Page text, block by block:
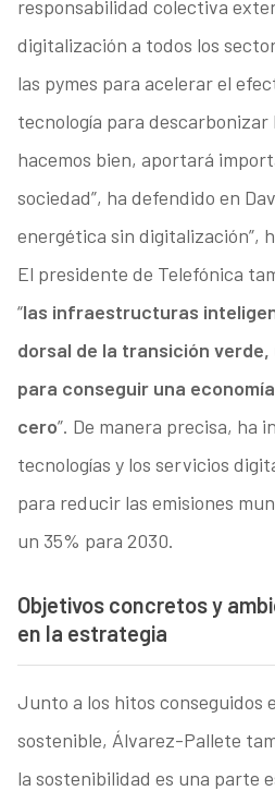
responsabilidad colectiva
digitalización a todos los
las pymes para acelerar el
tecnología para descarbonizar
hacemos bien, aportará
sociedad”, ha defendido en
energética sin digitalización”,
El presidente de Telefónica
“las infraestructuras
dorsal de la transición
para conseguir una
cero”. De manera precisa, ha
tecnologías y los servicios
para reducir las emisiones
un 35% para 2030.
Objetivos concretos y
en la estrategia
Junto a los hitos conseguidos
sostenible, Álvarez-Pallete
la sostenibilidad es una parte